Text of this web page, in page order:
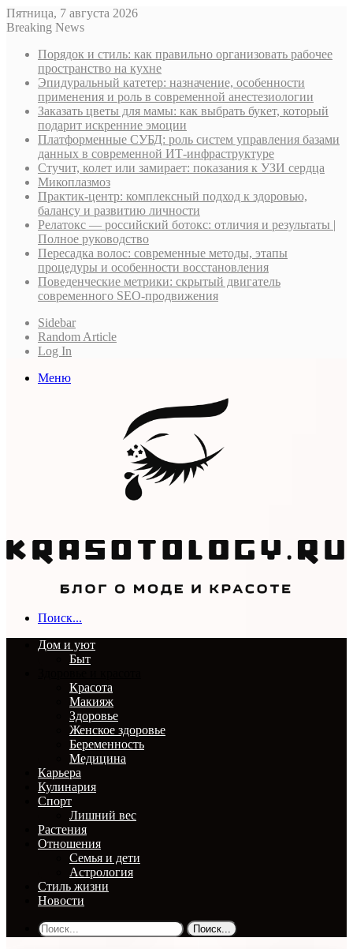
Пятница, 7 августа 2026
Breaking News
Порядок и стиль: как правильно организовать рабочее
пространство на кухне
Эпидуральный катетер: назначение, особенности
применения и роль в современной анестезиологии
Заказать цветы для мамы: как выбрать букет, который
подарит искренние эмоции
Платформенные СУБД: роль систем управления базами
данных в современной ИТ-инфраструктуре
Стучит, колет или замирает: показания к УЗИ сердца
Микоплазмоз
Практик-центр: комплексный подход к здоровью,
балансу и развитию личности
Релатокс — российский ботокс: отличия и результаты |
Полное руководство
Пересадка волос: современные методы, этапы
процедуры и особенности восстановления
Поведенческие метрики: скрытый двигатель
современного SEO-продвижения
Sidebar
Random Article
Log In
Меню
Поиск...
Дом и уют
Быт
Красота
Макияж
Здоровье
Женское здоровье
Беременность
Медицина
Карьера
Кулинария
Спорт
Лишний вес
Растения
Отношения
Семья и дети
Астрология
Стиль жизни
Новости
Поиск...